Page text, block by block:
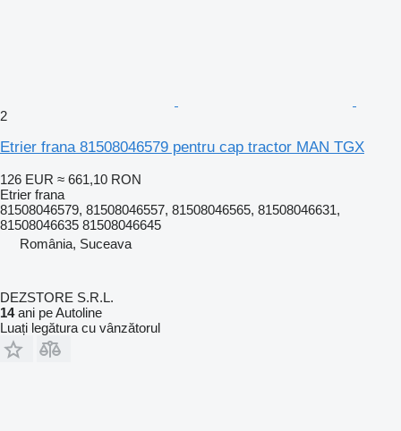
2
Etrier frana 81508046579 pentru cap tractor MAN TGX
126 EUR ≈ 661,10 RON
Etrier frana
81508046579, 81508046557, 81508046565, 81508046631,
81508046635 81508046645
România, Suceava
DEZSTORE S.R.L.
14ani pe Autoline
Luați legătura cu vânzătorul